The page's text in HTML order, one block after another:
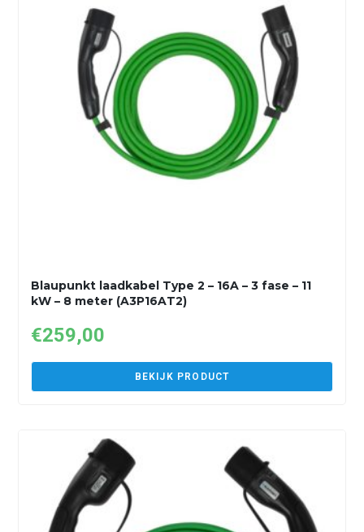
Blaupunkt laadkabel Type 2 – 16A – 3 fase – 11
kW – 8 meter (A3P16AT2)
€259,00
BEKIJK PRODUCT